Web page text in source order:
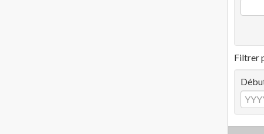
Filtrer